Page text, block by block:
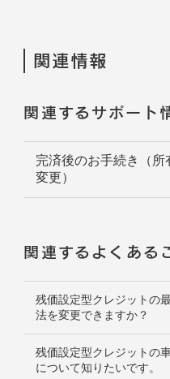
関連情報
関連するサポート
完済後のお手続き（所
変更）
関連するよくある
残価設定型クレジットの
法を変更できますか？
残価設定型クレジットの
について知りたいです。